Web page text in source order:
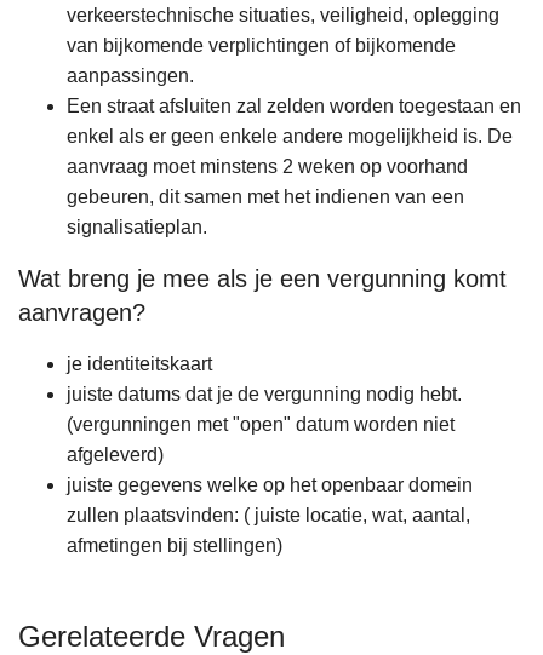
verkeerstechnische situaties, veiligheid, oplegging
van bijkomende verplichtingen of bijkomende
aanpassingen.
Een straat afsluiten zal zelden worden toegestaan en
enkel als er geen enkele andere mogelijkheid is. De
aanvraag moet minstens 2 weken op voorhand
gebeuren, dit samen met het indienen van een
signalisatieplan.
Wat breng je mee als je een vergunning komt
aanvragen?
je identiteitskaart
juiste datums dat je de vergunning nodig hebt.
(vergunningen met "open" datum worden niet
afgeleverd)
juiste gegevens welke op het openbaar domein
zullen plaatsvinden: ( juiste locatie, wat, aantal,
afmetingen bij stellingen)
Gerelateerde Vragen